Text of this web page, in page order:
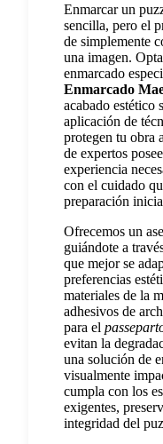
Enmarcar un
sencilla, pero el
de simplemente
una imagen.
enmarcado
Enmarcado
acabado estético
aplicación de
protegen tu obra
de expertos
experiencia
con el cuidado
preparación
Ofrecemos un
guiándote a
que mejor se
preferencias
materiales de la
adhesivos de
para el
evitan la
una solución de
visualmente
cumpla con los
exigentes,
integridad del